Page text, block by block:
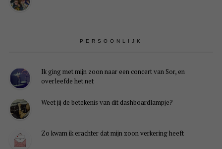
PERSOONLIJK
Ik ging met mijn zoon naar een concert van Sor, en
overleefde het net
Weet jij de betekenis van dit dashboardlampje?
Zo kwam ik erachter dat mijn zoon verkering heeft